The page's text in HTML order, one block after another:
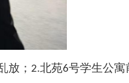
放； 2.北苑6号学生公寓